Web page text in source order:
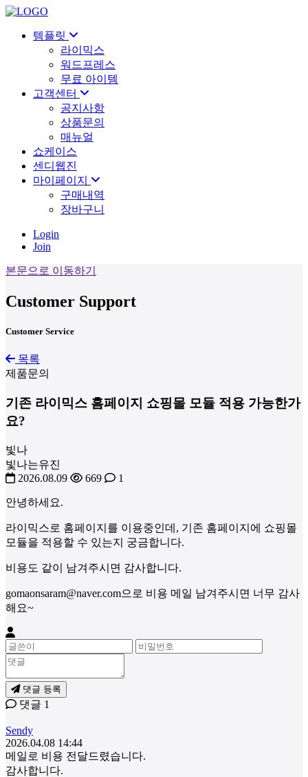
템플릿
라이믹스
워드프레스
무료 아이템
고객센터
공지사항
상품문의
매뉴얼
쇼케이스
센디웹진
마이페이지
구매내역
장바구니
Login
Join
본문으로 이동하기
Customer Support
Customer Service
목록
제품문의
기존 라이믹스 홈페이지 쇼핑몰 모듈 적용 가능한가
요?
빛나
빛나는유진
2026.08.09
669 1
안녕하세요.
라이믹스로 홈페이지를 이용중인데, 기존 홈페이지에 쇼핑몰
모듈을 적용할 수 있는지 궁금합니다.
비용도 같이 남겨주시면 감사합니다.
gomaonsaram@naver.com으로 비용 메일 남겨주시면 너무 감사
해요~
댓글 등록
댓글 1
Sendy
2026.04.08 14:44
메일로 비용 전달드렸습니다.
감사합니다.